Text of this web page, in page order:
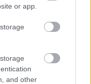
or app.
and other